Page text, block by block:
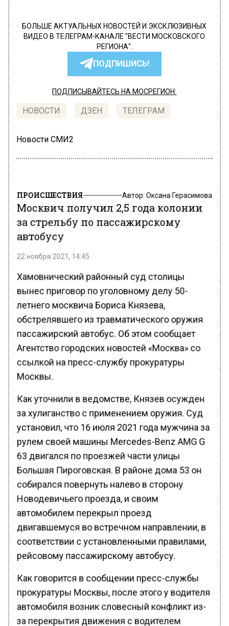
БОЛЬШЕ АКТУАЛЬНЫХ НОВОСТЕЙ И ЭКСКЛЮЗИВНЫХ
ВИДЕО В ТЕЛЕГРАМ-КАНАЛЕ "ВЕСТИ МОСКОВСКОГО
РЕГИОНА".
ПОДПИШИСЬ!
ПОДПИСЫВАЙТЕСЬ НА МОСРЕГИОН:
НОВОСТИ ДЗЕН ТЕЛЕГРАМ
Новости СМИ2
ПРОИСШЕСТВИЯ Автор: Оксана Герасимова
Москвич получил 2,5 года колонии
за стрельбу по пассажирскому
автобусу
22 ноября 2021, 14:45
Хамовнический районный суд столицы
вынес приговор по уголовному делу 50-
летнего москвича Бориса Князева,
обстрелявшего из травматического оружия
пассажирский автобус. Об этом cообщает
Агентство городских новостей «Москва» со
ссылкой на пресс-службу прокуратуры
Москвы.
Как уточнили в ведомстве, Князев осужден
за хулиганство с применением оружия. Суд
установил, что 16 июля 2021 года мужчина за
рулем своей машины Mercedes-Benz AMG G
63 двигался по проезжей части улицы
Большая Пироговская. В районе дома 53 он
собирался повернуть налево в сторону
Новодевичьего проезда, и своим
автомобилем перекрыл проезд
двигавшемуся во встречном направлении, в
соответствии с установленными правилами,
рейсовому пассажирскому автобусу.
Как говорится в сообщении пресс-службы
прокуратуры Москвы, после этого у водителя
автомобиля возник словесный конфликт из-
за перекрытия движения с водителем